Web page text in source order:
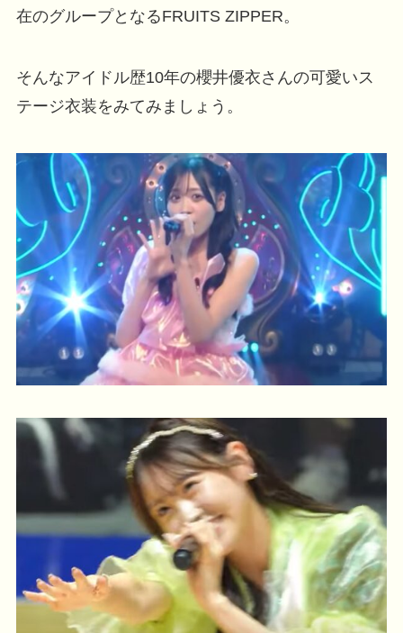
在のグループとなるFRUITS ZIPPER。
そんなアイドル歴10年の櫻井優衣さんの可愛いス
テージ衣装をみてみましょう。